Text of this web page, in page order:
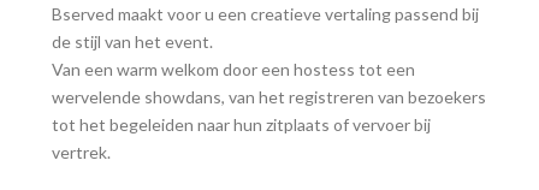
Bserved maakt voor u een creatieve vertaling passend bij
de stijl van het event.
Van een warm welkom door een hostess tot een
wervelende showdans, van het registreren van bezoekers
tot het begeleiden naar hun zitplaats of vervoer bij
vertrek.